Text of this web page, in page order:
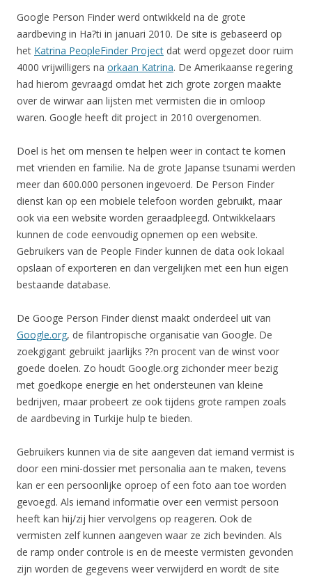
Google Person Finder werd ontwikkeld na de grote
aardbeving in Ha?ti in januari 2010. De site is gebaseerd op
het Katrina PeopleFinder Project dat werd opgezet door ruim
4000 vrijwilligers na orkaan Katrina. De Amerikaanse regering
had hierom gevraagd omdat het zich grote zorgen maakte
over de wirwar aan lijsten met vermisten die in omloop
waren. Google heeft dit project in 2010 overgenomen.
Doel is het om mensen te helpen weer in contact te komen
met vrienden en familie. Na de grote Japanse tsunami werden
meer dan 600.000 personen ingevoerd. De Person Finder
dienst kan op een mobiele telefoon worden gebruikt, maar
ook via een website worden geraadpleegd. Ontwikkelaars
kunnen de code eenvoudig opnemen op een website.
Gebruikers van de People Finder kunnen de data ook lokaal
opslaan of exporteren en dan vergelijken met een hun eigen
bestaande database.
De Googe Person Finder dienst maakt onderdeel uit van
Google.org, de filantropische organisatie van Google. De
zoekgigant gebruikt jaarlijks ??n procent van de winst voor
goede doelen. Zo houdt Google.org zichonder meer bezig
met goedkope energie en het ondersteunen van kleine
bedrijven, maar probeert ze ook tijdens grote rampen zoals
de aardbeving in Turkije hulp te bieden.
Gebruikers kunnen via de site aangeven dat iemand vermist is
door een mini-dossier met personalia aan te maken, tevens
kan er een persoonlijke oproep of een foto aan toe worden
gevoegd. Als iemand informatie over een vermist persoon
heeft kan hij/zij hier vervolgens op reageren. Ook de
vermisten zelf kunnen aangeven waar ze zich bevinden. Als
de ramp onder controle is en de meeste vermisten gevonden
zijn worden de gegevens weer verwijderd en wordt de site